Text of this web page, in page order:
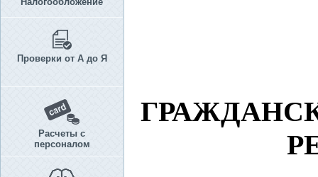
Проверки от А до Я
Расчеты с
персоналом